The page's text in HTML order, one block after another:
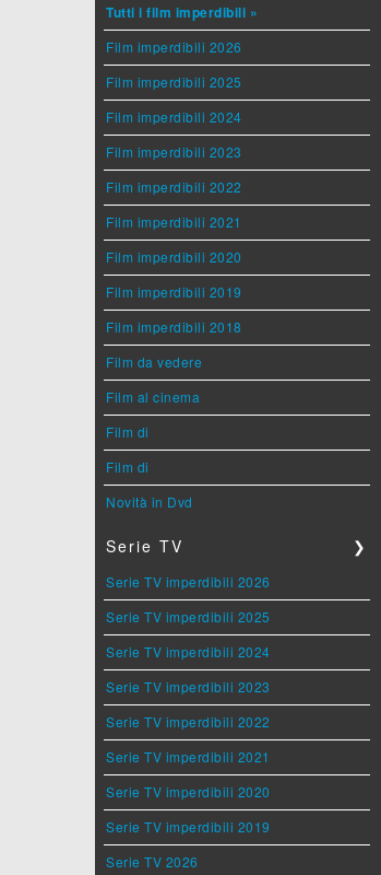
Tutti i film imperdibili »
Film imperdibili 2026
Film imperdibili 2025
Film imperdibili 2024
Film imperdibili 2023
Film imperdibili 2022
Film imperdibili 2021
Film imperdibili 2020
Film imperdibili 2019
Film imperdibili 2018
Film da vedere
Film al cinema
Film di
Film di
Novità in Dvd
Serie TV ❯
Serie TV imperdibili 2026
Serie TV imperdibili 2025
Serie TV imperdibili 2024
Serie TV imperdibili 2023
Serie TV imperdibili 2022
Serie TV imperdibili 2021
Serie TV imperdibili 2020
Serie TV imperdibili 2019
Serie TV 2026